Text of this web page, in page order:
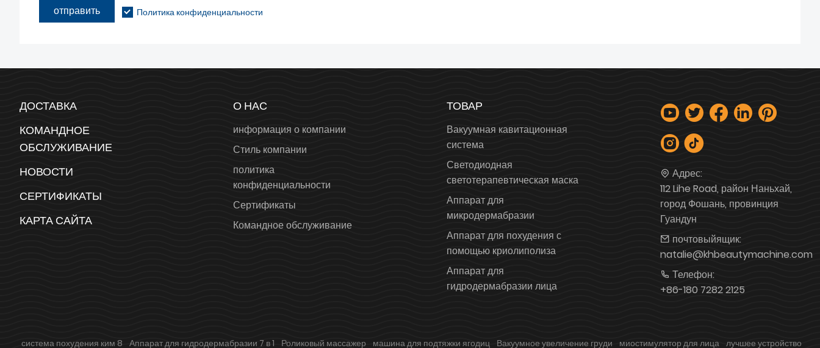
отправить Политика конфиденциальности
ДОСТАВКА
КОМАНДНОЕ
ОБСЛУЖИВАНИЕ
НОВОСТИ
СЕРТИФИКАТЫ
КАРТА САЙТА
О НАС
информация о компании
Стиль компании
политика
конфиденциальности
Сертификаты
Командное обслуживание
ТОВАР
Вакуумная кавитационная
система
Светодиодная
светотерапевтическая маска
Аппарат для
микродермабразии
Аппарат для похудения с
помощью криолиполиза
Аппарат для
гидродермабразии лица
Адрес:
112 Lihe Road, район Наньхай,
город Фошань, провинция
Гуандун
почтовыйящик:
natalie@khbeautymachine.com
Телефон:
+86-180 7282 2125
система похудения ким 8 Аппарат для гидродермабразии 7 в 1 Роликовый массажер машина для подтяжки ягодиц Вакуумное увеличение груди миостимулятор для лица лучшее устройство